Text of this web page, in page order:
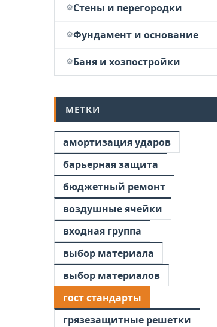
Стены и перегородки
Фундамент и основание
Баня и хозпостройки
МЕТКИ
амортизация ударов
барьерная защита
бюджетный ремонт
воздушные ячейки
входная группа
выбор материала
выбор материалов
гост стандарты
грязезащитные решетки